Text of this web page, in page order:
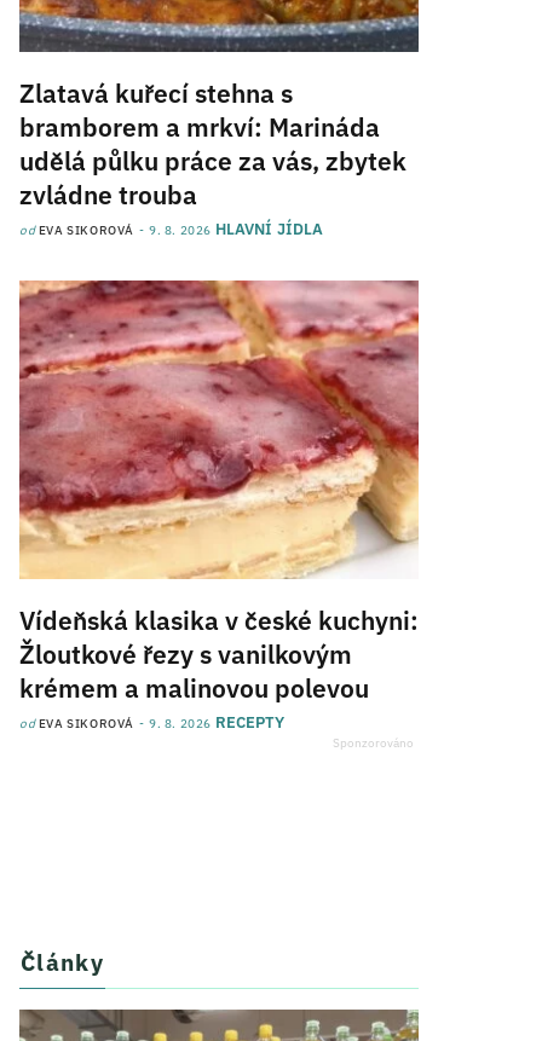
Zlatavá kuřecí stehna s
bramborem a mrkví: Marináda
udělá půlku práce za vás, zbytek
zvládne trouba
odEVA SIKOROVÁ 9. 8. 2026 HLAVNÍ JÍDLA
Vídeňská klasika v české kuchyni:
Žloutkové řezy s vanilkovým
krémem a malinovou polevou
odEVA SIKOROVÁ 9. 8. 2026 RECEPTY
Články